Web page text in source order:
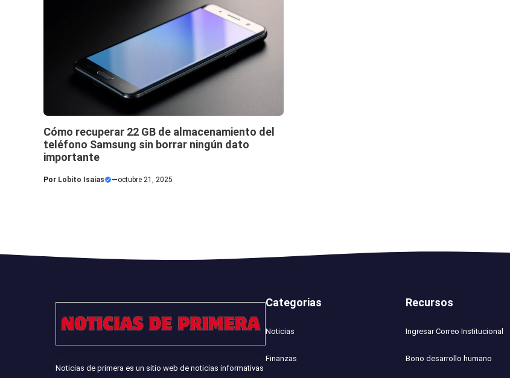
Cómo recuperar 22 GB de almacenamiento del
teléfono Samsung sin borrar ningún dato
importante
Por Lobito Isaias —octubre 21, 2025
Noticias de primera es un sitio web de noticias informativas
Categorias
Noticias
Finanzas
Recursos
Ingresar Correo Institucional
Bono desarrollo humano